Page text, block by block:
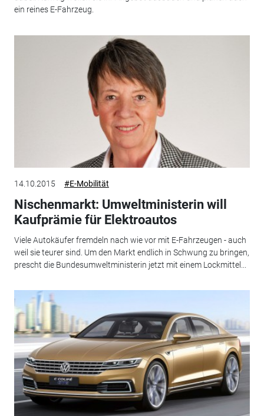
ein reines E-Fahrzeug.
14.10.2015 #E-Mobilität
Nischenmarkt: Umweltministerin will
Kaufprämie für Elektroautos
Viele Autokäufer fremdeln nach wie vor mit E-Fahrzeugen - auch
weil sie teurer sind. Um den Markt endlich in Schwung zu bringen,
prescht die Bundesumweltministerin jetzt mit einem Lockmittel...